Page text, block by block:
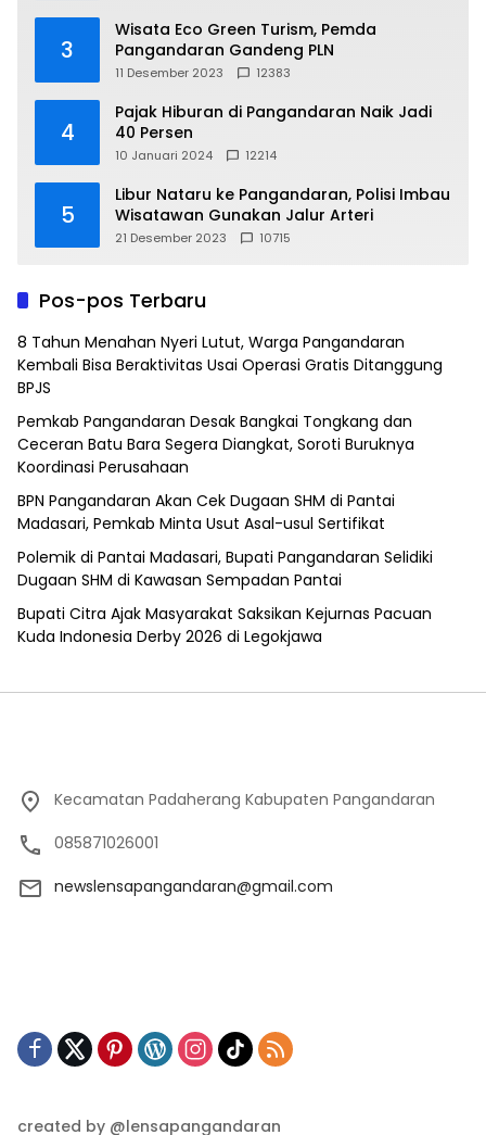
3
Wisata Eco Green Turism, Pemda
Pangandaran Gandeng PLN
11 Desember 2023 12383
4
Pajak Hiburan di Pangandaran Naik Jadi
40 Persen
10 Januari 2024 12214
5
Libur Nataru ke Pangandaran, Polisi Imbau
Wisatawan Gunakan Jalur Arteri
21 Desember 2023 10715
Pos-pos Terbaru
8 Tahun Menahan Nyeri Lutut, Warga Pangandaran
Kembali Bisa Beraktivitas Usai Operasi Gratis Ditanggung
BPJS
Pemkab Pangandaran Desak Bangkai Tongkang dan
Ceceran Batu Bara Segera Diangkat, Soroti Buruknya
Koordinasi Perusahaan
BPN Pangandaran Akan Cek Dugaan SHM di Pantai
Madasari, Pemkab Minta Usut Asal-usul Sertifikat
Polemik di Pantai Madasari, Bupati Pangandaran Selidiki
Dugaan SHM di Kawasan Sempadan Pantai
Bupati Citra Ajak Masyarakat Saksikan Kejurnas Pacuan
Kuda Indonesia Derby 2026 di Legokjawa
Kecamatan Padaherang Kabupaten Pangandaran
085871026001
newslensapangandaran@gmail.com
created by @lensapangandaran